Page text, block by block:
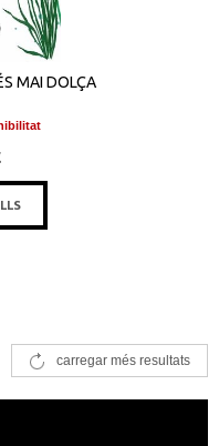
MAI DOLÇA
carregar més resultats